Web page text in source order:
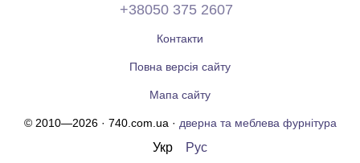
+38050 375 2607
Контакти
Повна версія сайту
Мапа сайту
© 2010—2026 · 740.com.ua · дверна та меблева фурнітура
Укр Рус